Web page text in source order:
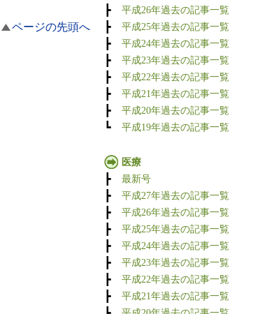
ページの先頭へ
┣ 平成26年過去の記事一覧
┣ 平成25年過去の記事一覧
┣ 平成24年過去の記事一覧
┣ 平成23年過去の記事一覧
┣ 平成22年過去の記事一覧
┣ 平成21年過去の記事一覧
┣ 平成20年過去の記事一覧
┗ 平成19年過去の記事一覧
医療
┣ 最新号
┣ 平成27年過去の記事一覧
┣ 平成26年過去の記事一覧
┣ 平成25年過去の記事一覧
┣ 平成24年過去の記事一覧
┣ 平成23年過去の記事一覧
┣ 平成22年過去の記事一覧
┣ 平成21年過去の記事一覧